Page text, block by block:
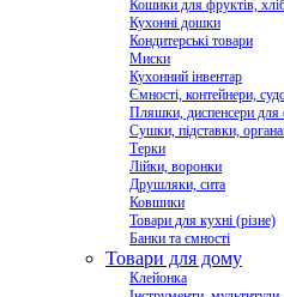
Кошики для фруктів,
Кухонні дошки
Кондитерські товари
Миски
Кухонний інвентар
Ємності, контейнери,
Пляшки, диспенсери для
Сушки, підставки,
Терки
Лійки, воронки
Друшляки, сита
Ковшики
Товари для кухні (різне)
Банки та ємності
Товари для дому
Клейонка